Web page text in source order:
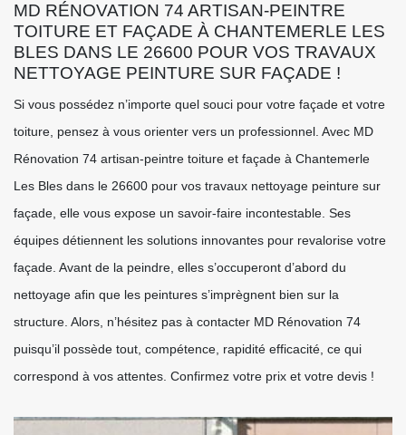
MD RÉNOVATION 74 ARTISAN-PEINTRE
TOITURE ET FAÇADE À CHANTEMERLE LES
BLES DANS LE 26600 POUR VOS TRAVAUX
NETTOYAGE PEINTURE SUR FAÇADE !
Si vous possédez n’importe quel souci pour votre façade et votre
toiture, pensez à vous orienter vers un professionnel. Avec MD
Rénovation 74 artisan-peintre toiture et façade à Chantemerle
Les Bles dans le 26600 pour vos travaux nettoyage peinture sur
façade, elle vous expose un savoir-faire incontestable. Ses
équipes détiennent les solutions innovantes pour revalorise votre
façade. Avant de la peindre, elles s’occuperont d’abord du
nettoyage afin que les peintures s’imprègnent bien sur la
structure. Alors, n’hésitez pas à contacter MD Rénovation 74
puisqu’il possède tout, compétence, rapidité efficacité, ce qui
correspond à vos attentes. Confirmez votre prix et votre devis !